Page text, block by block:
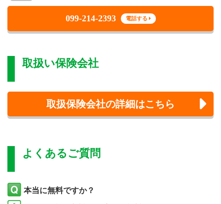
099-214-2393 電話する
取扱い保険会社
取扱保険会社の詳細はこちら
よくあるご質問
本当に無料ですか？